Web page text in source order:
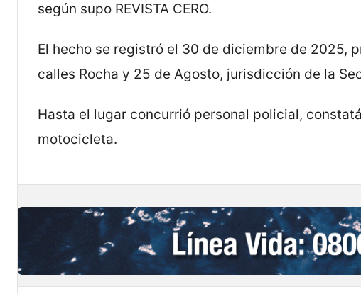
según supo REVISTA CERO.
El hecho se registró el 30 de diciembre de 2025,
calles Rocha y 25 de Agosto, jurisdicción de la
Hasta el lugar concurrió personal policial,
motocicleta.